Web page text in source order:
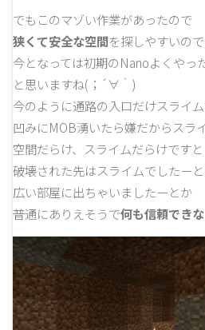
でもこのマゾい作業があったので
狭くて安全な空間を探しやすいので
今となっては初期のNanoよくやっ
と思いますね(；´∀｀)
今のように通路の入口だけスライ
凹みにMOB湧いたら嫌だからスラ
空間だらけ、スライムだらけですと
破壊された先はスライムでしたー
広い部屋に出ちゃいましたーとか
普通にありえそうで何も信頼でき